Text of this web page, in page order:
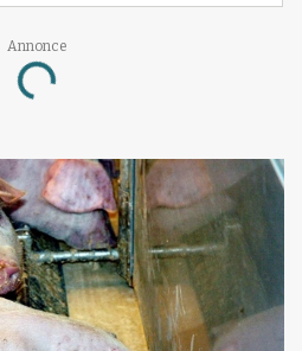
Annonce
Loading...